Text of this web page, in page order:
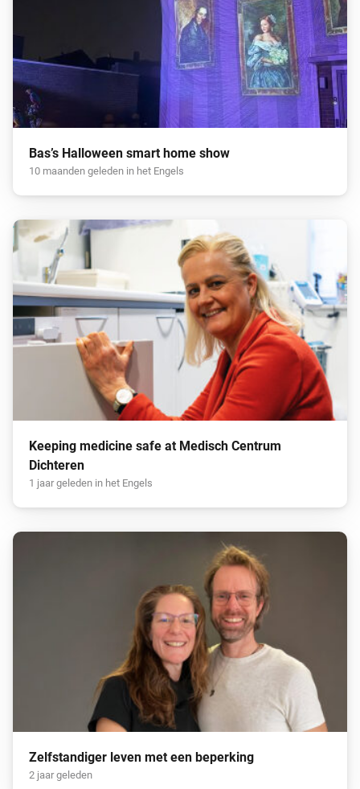
Bas’s Halloween smart home show
10 maanden geleden in het Engels
Keeping medicine safe at Medisch Centrum
Dichteren
1 jaar geleden in het Engels
Zelfstandiger leven met een beperking
2 jaar geleden